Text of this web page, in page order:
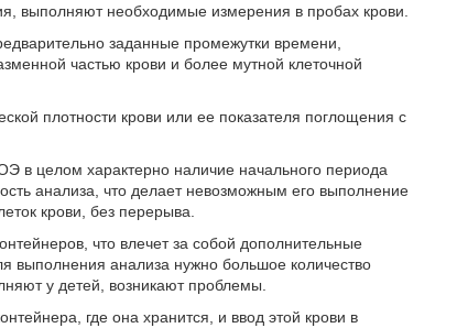
выполняют необходимые измерения в пробах крови.
заданные промежутки времени,
частью крови и более мутной клеточной
плотности крови или ее показателя поглощения с
в целом характерно наличие начального периода
анализа, что делает невозможным его выполнение
крови, без перерыва.
что влечет за собой дополнительные
выполнения анализа нужно большое количество
у детей, возникают проблемы.
где она хранится, и ввод этой крови в